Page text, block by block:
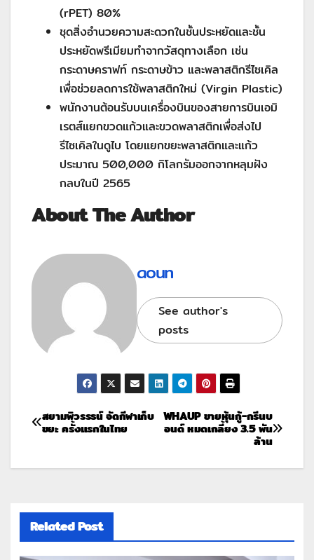
(rPET) 80%
ชุดสิ่งอำนวยความสะดวกในชั้นประหยัดและชั้น
ประหยัดพรีเมียมทำจากวัสดุทางเลือก เช่น
กระดาษคราฟท์ กระดาษข้าว และพลาสติกรีไซเคิล
เพื่อช่วยลดการใช้พลาสติกใหม่ (Virgin Plastic)
พนักงานต้อนรับบนเครื่องบินของสายการบินเอมิ
เรตส์แยกขวดแก้วและขวดพลาสติกเพื่อส่งไป
รีไซเคิลในดูไบ โดยแยกขยะพลาสติกและแก้ว
ประมาณ 500,000 กิโลกรัมออกจากหลุมฝัง
กลบในปี 2565
About The Author
aoun
See author's
posts
WHAUP ขายหุ้นกู้-กรีนบ
อนด์ หมดเกลี้ยง 3.5 พัน
ล้าน
สยามพิวรรธน์ จัดกีฬาเก็บ
ขยะ ครั้งแรกในไทย
Related Post